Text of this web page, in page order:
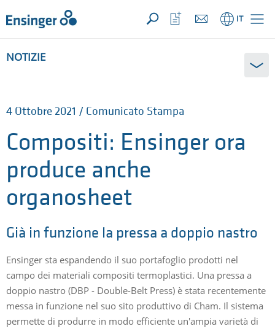
LA TUA RICHIESTA ({{productCount}} Prodotti)APRI
Pagina
iniziale
IT
Apri
la
lista
NOTIZIE
4 Ottobre 2021 / Comunicato Stampa
Compositi: Ensinger ora
produce anche
organosheet
Già in funzione la pressa a doppio nastro
Ensinger sta espandendo il suo portafoglio prodotti nel
campo dei materiali compositi termoplastici. Una pressa a
doppio nastro (DBP - Double-Belt Press) è stata recentemente
messa in funzione nel suo sito produttivo di Cham. Il sistema
permette di produrre in modo efficiente un'ampia varietà di